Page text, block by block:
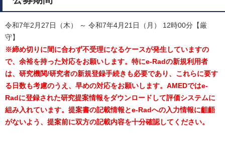
令和7年2月27日（木） ～ 令和7年4月21日（月） 12時00分【厳
守】
※締め切りに間に合わず不受理になるケースが発生していますの
で、余裕を持った対応をお願いします。特にe-Radの新規利用者
は、研究機関/研究者の新規登録手続きも必要であり、これらに要す
る日数も考慮のうえ、早めの対応をお願いします。AMEDではe-
Radに登録された研究提案情報をダウンロードして評価システムに
組み入れています。提案書の記載情報とe-Radへの入力情報に齟齬
がないよう、提案前に双方の記載内容を十分確認してください。